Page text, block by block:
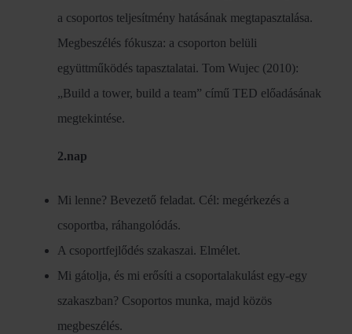
a csoportos teljesítmény hatásának megtapasztalása.
Megbeszélés fókusza: a csoporton belüli
együttműködés tapasztalatai. Tom Wujec (2010):
„Build a tower, build a team” című TED előadásának
megtekintése.
2.nap
Mi lenne? Bevezető feladat. Cél: megérkezés a
csoportba, ráhangolódás.
A csoportfejlődés szakaszai. Elmélet.
Mi gátolja, és mi erősíti a csoportalakulást egy-egy
szakaszban? Csoportos munka, majd közös
megbeszélés.